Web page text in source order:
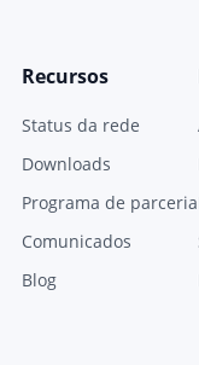
Recursos
Status da rede
Downloads
Programa de parceria
Comunicados
Blog